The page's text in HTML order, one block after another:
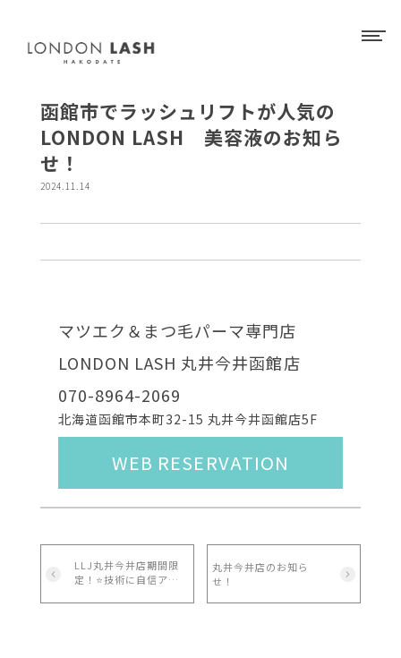
函館市でラッシュリフトが人気の
LONDON LASH 美容液のお知ら
せ！
2024.11.14
マツエク＆まつ毛パーマ専門店
LONDON LASH 丸井今井函館店
070-8964-2069
北海道函館市本町32-15 丸井今井函館店5F
WEB RESERVATION
LLJ丸井今井店期間限
定！⭐️技術に自信ア
丸井今井店のお知ら
せ！